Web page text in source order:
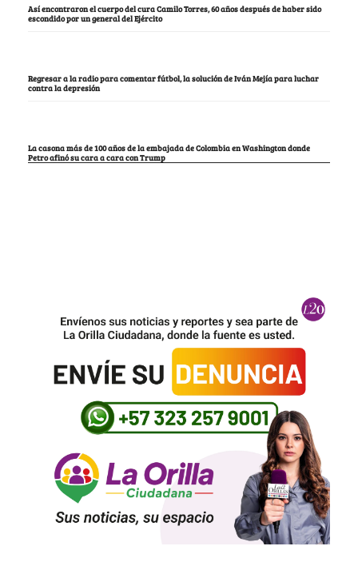
Así encontraron el cuerpo del cura Camilo Torres, 60 años después de haber sido
escondido por un general del Ejército
Regresar a la radio para comentar fútbol, la solución de Iván Mejía para luchar
contra la depresión
La casona más de 100 años de la embajada de Colombia en Washington donde
Petro afinó su cara a cara con Trump